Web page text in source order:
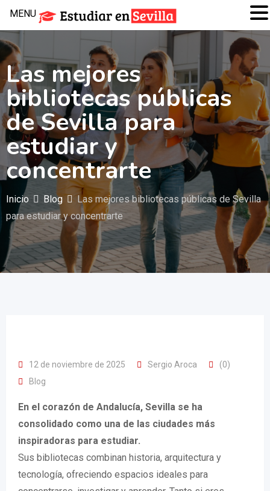
Las mejores
bibliotecas públicas
de Sevilla para
estudiar y
concentrarte
Inicio Blog
Las mejores bibliotecas públicas de Sevilla
para estudiar y concentrarte
12 de noviembre de 2025 Sergio Aroca
(0)
Blog
En el corazón de Andalucía, Sevilla se ha
consolidado como una de las ciudades más
inspiradoras para estudiar.
Sus bibliotecas combinan historia, arquitectura y
tecnología, ofreciendo espacios ideales para
MENU